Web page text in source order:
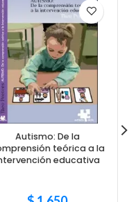
Autismo: De la
teórica a la
educativa